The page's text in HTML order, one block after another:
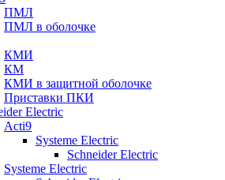
ПМЛ
ПМЛ в оболочке
КМИ
КМ
КМИ в защитной оболочке
Приставки ПКИ
Electric
Acti9
Systeme Electric
Schneider Electric
Systeme Electric